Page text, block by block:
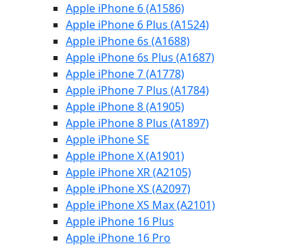
Apple iPhone 6 (A1586)
Apple iPhone 6 Plus (A1524)
Apple iPhone 6s (A1688)
Apple iPhone 6s Plus (A1687)
Apple iPhone 7 (A1778)
Apple iPhone 7 Plus (A1784)
Apple iPhone 8 (A1905)
Apple iPhone 8 Plus (A1897)
Apple iPhone SE
Apple iPhone X (A1901)
Apple iPhone XR (A2105)
Apple iPhone XS (A2097)
Apple iPhone XS Max (A2101)
Apple iPhone 16 Plus
Apple iPhone 16 Pro